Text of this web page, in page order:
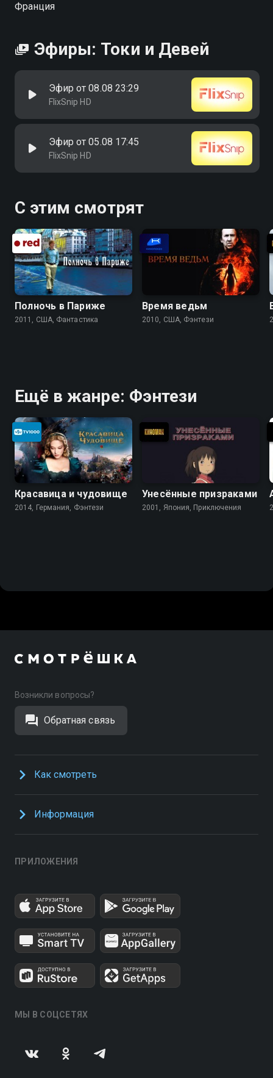
Франция
Эфиры: Токи и Девей
Эфир от 08.08 23:29
FlixSnip HD
Эфир от 05.08 17:45
FlixSnip HD
С этим смотрят
Полночь в Париже
2011, США, Фантастика
Время ведьм
2010, США, Фэнтези
Ещё в жанре: Фэнтези
Красавица и чудовище
2014, Германия, Фэнтези
Унесённые призраками
2001, Япония, Приключения
Возникли вопросы?
Обратная связь
Как смотреть
Информация
ПРИЛОЖЕНИЯ
МЫ В СОЦСЕТЯХ